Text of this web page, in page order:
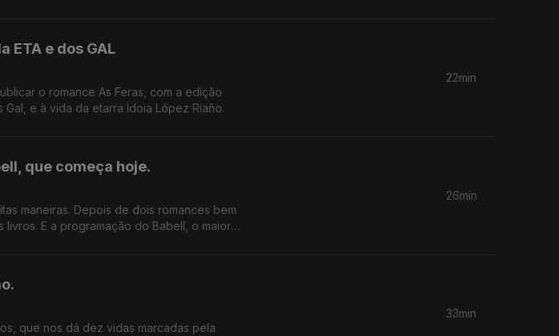
ETA e dos GAL
o romance As Feras, com a edição
e à vida da etarra Idoia López Riaño.
22min
que começa hoje.
maneiras. Depois de dois romances bem
E a programação do Babell, o maior
26min
que nos dá dez vidas marcadas pela
33min